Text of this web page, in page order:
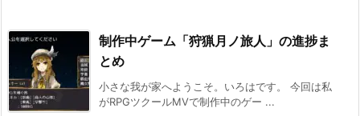
制作中ゲーム「狩猟月ノ旅人」の進捗ま
とめ
小さな我が家へようこそ。いろはです。 今回は私
がRPGツクールMVで制作中のゲー ...